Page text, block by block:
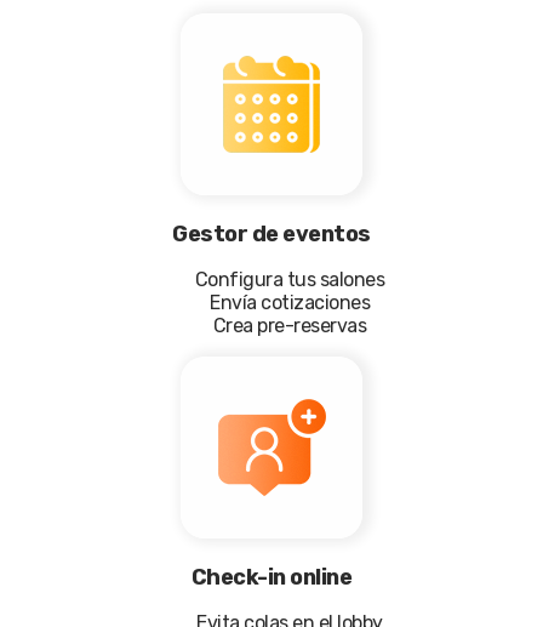
Gestor de eventos
Configura tus salones
Envía cotizaciones
Crea pre-reservas
Check-in online